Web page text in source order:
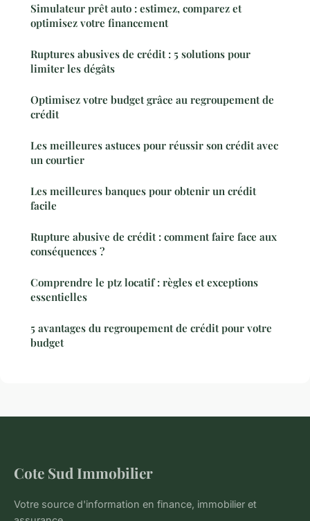
Simulateur prêt auto : estimez, comparez et
optimisez votre financement
Ruptures abusives de crédit : 5 solutions pour
limiter les dégâts
Optimisez votre budget grâce au regroupement de
crédit
Les meilleures astuces pour réussir son crédit avec
un courtier
Les meilleures banques pour obtenir un crédit
facile
Rupture abusive de crédit : comment faire face aux
conséquences ?
Comprendre le ptz locatif : règles et exceptions
essentielles
5 avantages du regroupement de crédit pour votre
budget
Cote Sud Immobilier
Votre source d'information en finance, immobilier et